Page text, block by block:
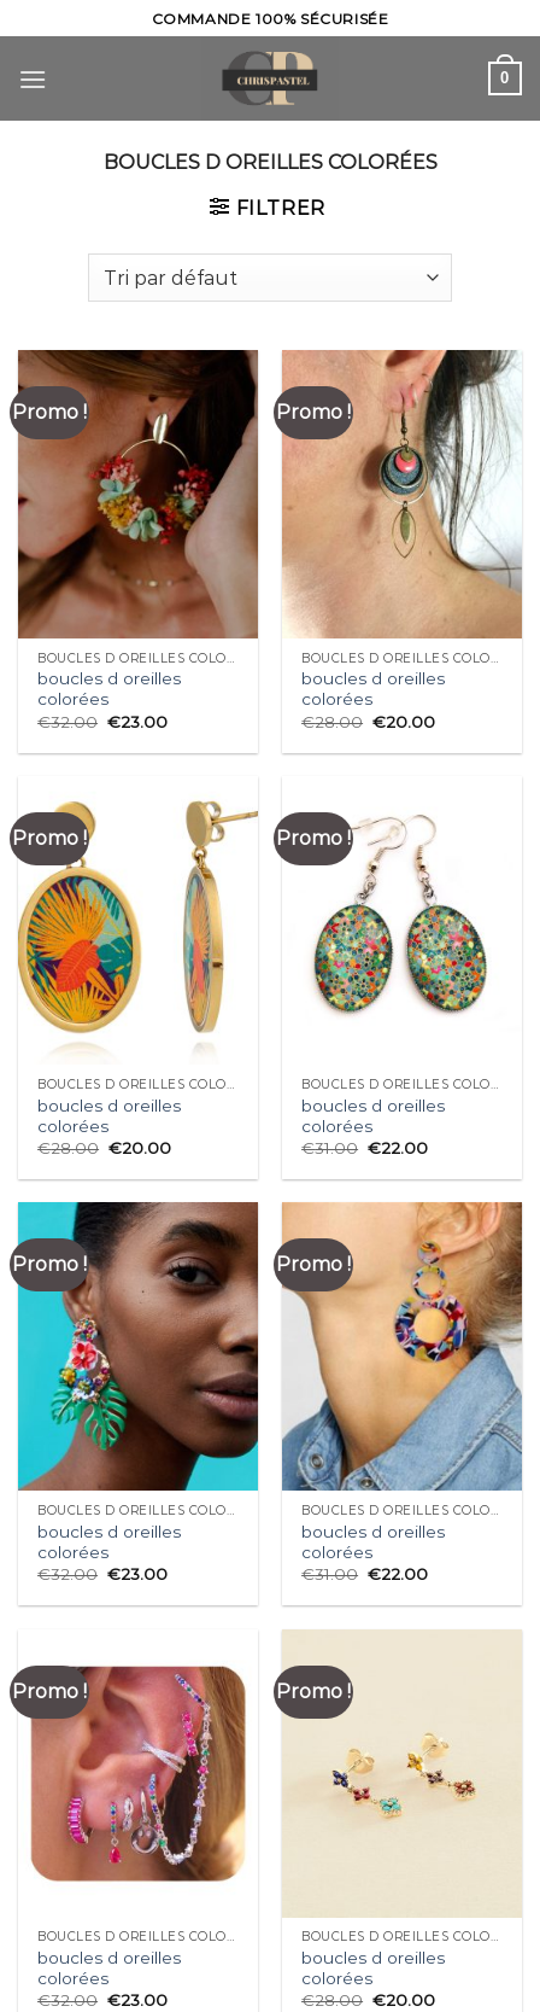
to
content
COMMANDE 100% SÉCURISÉE
0
BOUCLES D OREILLES COLORÉES
FILTRER
Promo !
boucles d oreilles
colorées
€32.00 €23.00
Promo !
boucles d oreilles
colorées
€28.00 €20.00
Promo !
BOUCLES D OREILLES COLORÉES
boucles d oreilles
colorées
€28.00 €20.00
Promo !
BOUCLES D OREILLES COLORÉES
boucles d oreilles
colorées
€31.00 €22.00
Promo !
BOUCLES D OREILLES COLORÉES
boucles d oreilles
colorées
€32.00 €23.00
Promo !
BOUCLES D OREILLES COLORÉES
boucles d oreilles
colorées
€31.00 €22.00
Promo !
BOUCLES D OREILLES COLORÉES
boucles d oreilles
colorées
€32.00 €23.00
Promo !
BOUCLES D OREILLES COLORÉES
boucles d oreilles
colorées
€28.00 €20.00